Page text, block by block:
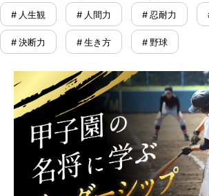
# 人生観 # 人間力 # 忍耐力
# 決断力 # 生き方 # 野球